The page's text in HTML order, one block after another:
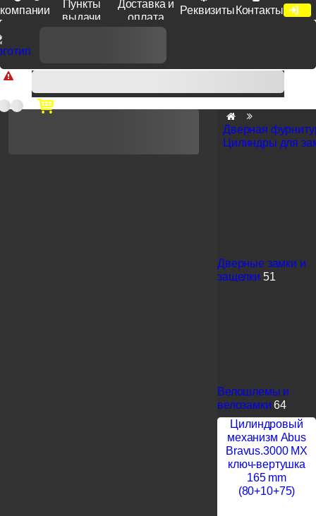
компании
Пункты
выдачи
Доставка и
оплата
Реквизиты Контакты
Доп. скидка от цен на сайте 7% при заказе от 50 тыс. руб
продукции Venezia, Fratelli, Tupai, Extreza, Melodia, Forme при
оплате по счету.
Дверная
Цилиндры для
Дверные замки и
защелки 51
Велошлемы и
велозамки 64
Цилиндровый
механизм Abus
Bravus.3000 MX
ключ-вертушка
165 mm
(80+10+75)